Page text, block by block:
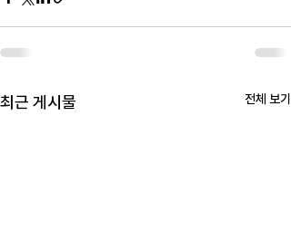
최근 게시물 전체 보기